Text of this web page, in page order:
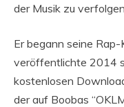
der Musik zu verfolgen.
Er begann seine
veröffentlichte 2014
kostenlosen
der auf Boobas